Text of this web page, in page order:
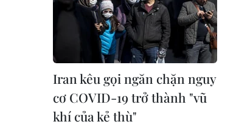
Iran kêu gọi ngăn chặn nguy
cơ COVID-19 trở thành "vũ
khí của kẻ thù"